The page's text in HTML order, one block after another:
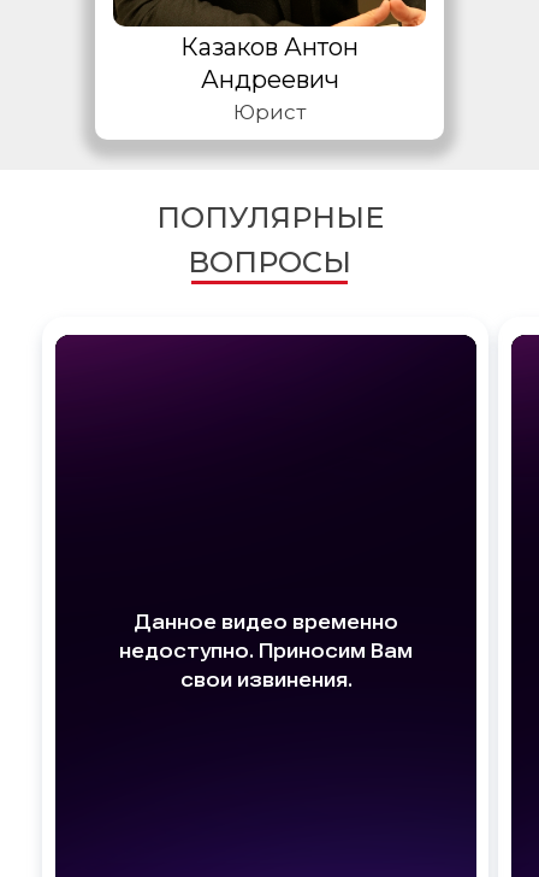
Казаков Антон
Андреевич
Юрист
ПОПУЛЯРНЫЕ
ВОПРОСЫ